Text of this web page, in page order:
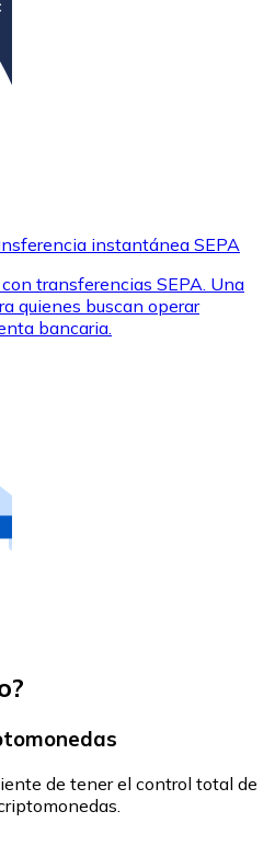
instantánea SEPA
transferencias SEPA. Una
quienes buscan operar
bancaria.
de tener el control total de